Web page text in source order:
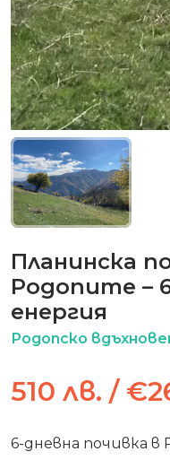
Планинска
Родопите –
енергия
Родопско
510 лв. /
6-дневна почивка в